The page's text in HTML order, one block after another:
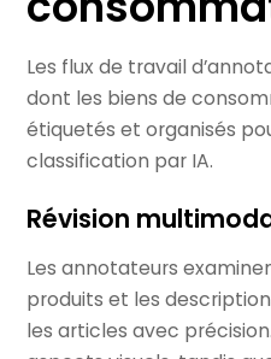
Les flux de travail
dont les biens de
étiquetés et organisés
classification par IA.
Révision
Les annotateurs
produits et les
les articles avec